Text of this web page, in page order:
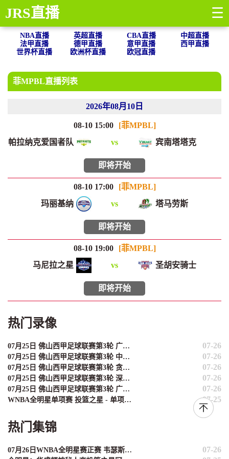
JRS直播 ☰
NBA直播 英超直播 CBA直播
中超直播
法甲直播
德甲直播 意甲直播
西甲直播
世界杯直播
欧洲杯直播 欧冠直播
菲MPBL直播列表
2026年08月10日
08-10 15:00
[菲MPBL]
帕拉纳克爱国者队
vs 宾南塔塔克
即将开始
08-10 17:00
[菲MPBL]
玛丽基纳
vs 塔马劳斯
即将开始
08-10 19:00
[菲MPBL]
马尼拉之星
vs 圣胡安骑士
即将开始
热门录像
07月25日 佛山西甲足球联赛第3轮 广州悦高 VS 百威·华兴 全场录像 07-26
07月25日 佛山西甲足球联赛第3轮 中国香港横市樱花 VS 吉图省实青年 全场录像 07-26
07月25日 佛山西甲足球联赛第3轮 贪玩游戏 VS 广州戴拿模 全场录像 07-26
07月25日 佛山西甲足球联赛第3轮 深圳赛卓 VS 广东凤铝 全场录像 07-26
07月25日 佛山西甲足球联赛第3轮 广州英华思力U17 VS 三水强鸿轩青年 全场录像 07-26
WNBA全明星单项赛 投篮之星 - 单项赛 全场录像 07-25
热门集锦
07月26日WNBA全明星赛正赛 韦瑟斯庞队129-122库珀队 全场集锦 07-26